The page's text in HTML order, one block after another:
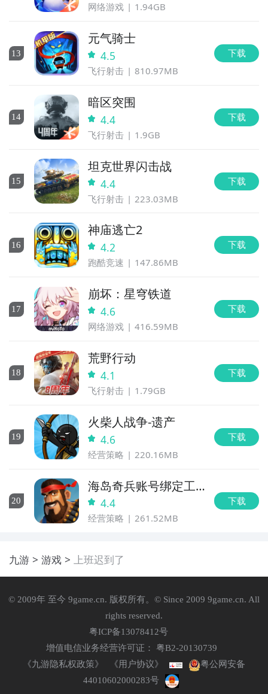
网络游戏 1.94GB
13
元气骑士
4.5
飞行射击 810.97MB
下载
14
暗区突围
4.4
飞行射击 1.9GB
下载
15
坦克世界闪击战
4.4
飞行射击 223.03MB
下载
16
神庙逃亡2
4.2
跑酷竞速 147.86MB
下载
17
崩坏：星穹铁道
4.6
网络游戏 416.59MB
下载
18
荒野行动
4.1
飞行射击 1.79GB
下载
19
火柴人战争-遗产
4.6
经营策略 220.16MB
下载
20
海岛奇兵账号绑定工
具 4.4
经营策略 261.52MB
下载
九游 游戏 上班迟到了
© 2009年 至今 9game.cn. 版权所有。© Since 2009 9game.cn. All
rights reserved.
粤ICP备13078412号
增值电信业务经营许可证： 粤B2-20130739
《九游隐私权政策》
《用户协议》
粤公网安备
44010602000283号